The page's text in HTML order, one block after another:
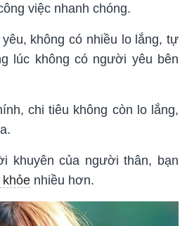
việc nhanh chóng.
không có nhiều lo lắng, tự
lúc không có người yêu bên
chi tiêu không còn lo lắng,
khuyên của người thân, bạn
nhiều hơn.